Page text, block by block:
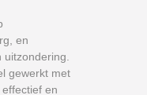
en
gewerkt met
en